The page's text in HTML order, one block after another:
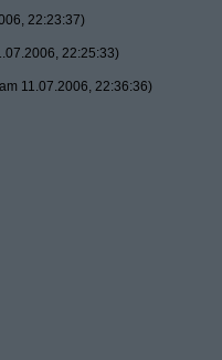
22:23:37)
22:25:33)
am 11.07.2006, 22:36:36)